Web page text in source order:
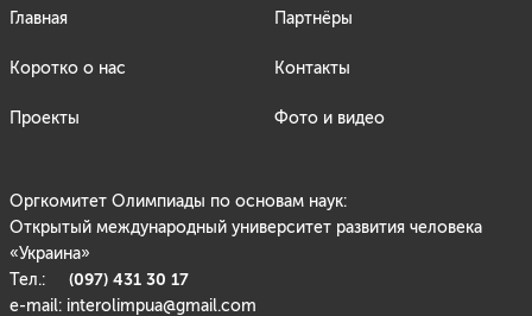
Главная
Коротко о нас
Проекты
Партнёры
Контакты
Фото и видео
Оргкомитет Олимпиады по основам наук:
Открытый международный университет развития человека
«Украина»
Тел.: (097) 431 30 17
e-mail: interolimpua@gmail.com